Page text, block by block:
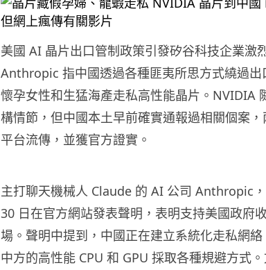
美國 AI 晶片出口管制政策引發矽谷科技企業激
Anthropic 指中國透過各種匪夷所思方式繞過出
懷孕女性和生猛海產走私高性能晶片。NVIDIA
構情節，但中國本土早前確實通報過相關個案
平台流傳，並獲官方證實。
主打聊天機械人 Claude 的 AI 公司 Anthropic
30 日在官方網站發表聲明，表明支持美國政府
場。聲明中提到，中國正在建立系統化走私網
中方的高性能 CPU 和 GPU 採取各種規避方式